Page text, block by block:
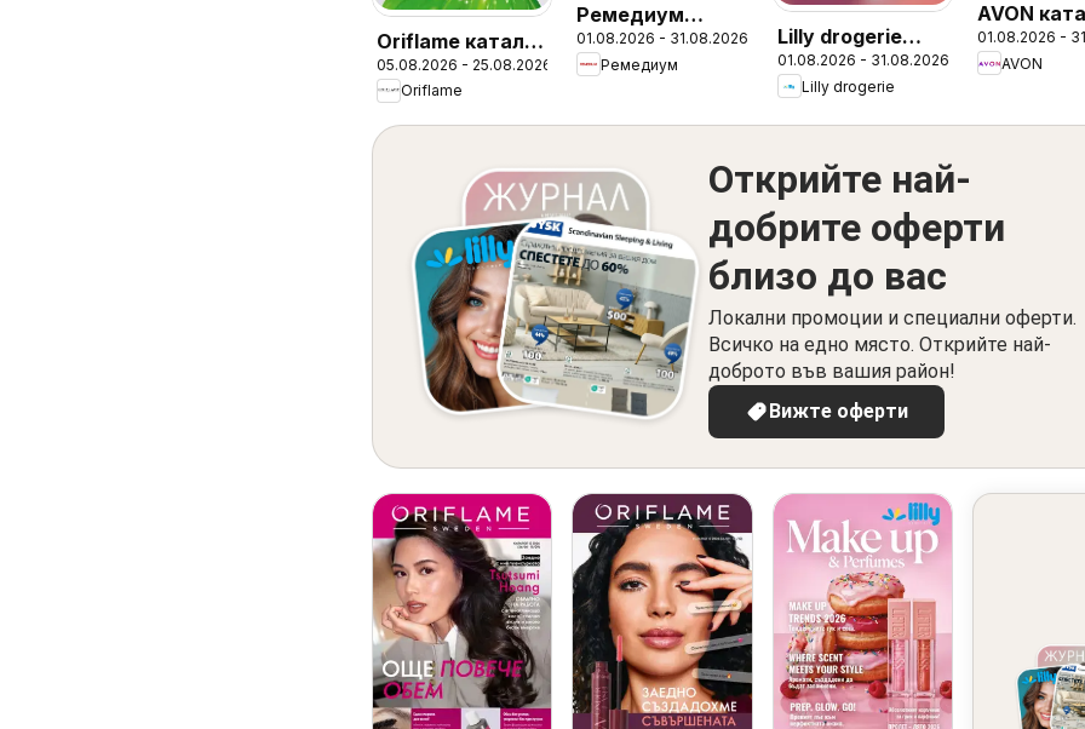
Oriflame каталог
11
05.08.2026 - 25.08.2026
Oriflame
Ремедиум
брошура
01.08.2026 - 31.08.2026
Ремедиум
Lilly drogerie
каталог 08
01.08.2026 - 31.08.2026
Lilly drogerie
AVON
08
01.08.2026 -
AVON
Открийте най-
добрите оферти
близо до вас
Локални промоции и специални оферти.
Всичко на едно място. Открийте най-
доброто във вашия район!
Вижте оферти